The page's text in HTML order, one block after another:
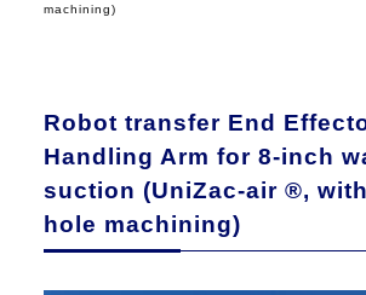
machining)
Robot transfer End
Handling Arm for 8-inch
suction (UniZac-air ®,
hole machining)